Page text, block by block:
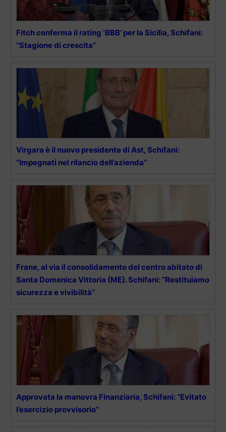
Fitch conferma il rating ‘BBB’ per la Sicilia, Schifani:
”Stagione di crescita”
Virgara è il nuovo presidente di Ast, Schifani:
“Impegnati nel rilancio dell’azienda”
Frane, al via il consolidamento del centro abitato di
Santa Domenica Vittoria (ME). Schifani: “Restituiamo
sicurezza e vivibilità”
Approvata la manovra Finanziaria, Schifani: “Evitato
l’esercizio provvisorio”